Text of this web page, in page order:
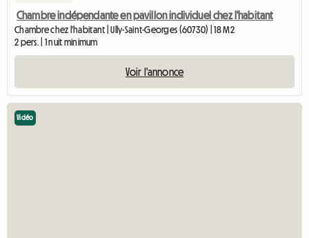
Chambre indépendante en pavillon individuel chez l'habitant
Chambre chez l'habitant | Ully-Saint-Georges (60730) | 18 M2
2 pers. | 1 nuit minimum
Voir l'annonce
Vidéo